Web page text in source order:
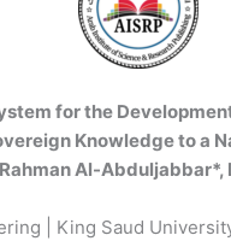
for the
Knowledge to a
Al-Abduljabbar*,
| King Saud